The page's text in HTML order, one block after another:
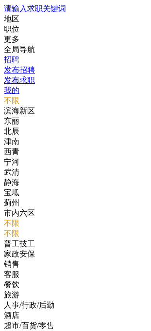
请输入求职关键词
地区
职位
更多
全局导航
招聘
发布招聘
发布求职
我的
不限
滨海新区
东丽
北辰
津南
西青
宁河
武清
静海
宝坻
蓟州
市内六区
不限
不限
普工技工
家政安保
销售
客服
餐饮
旅游
人事/行政/后勤
酒店
超市/百货/零售